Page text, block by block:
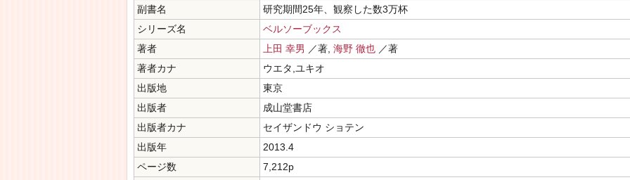
副書名
研究期間25年、観察した数3万杯
シリーズ名
ベルソーブックス
著者
上田 幸男 ／著, 海野 徹也 ／著
著者カナ
ウエタ,ユキオ
出版地
東京
出版者
成山堂書店
出版者カナ
セイザンドウ ショテン
出版年
2013.4
ページ数
7,212p